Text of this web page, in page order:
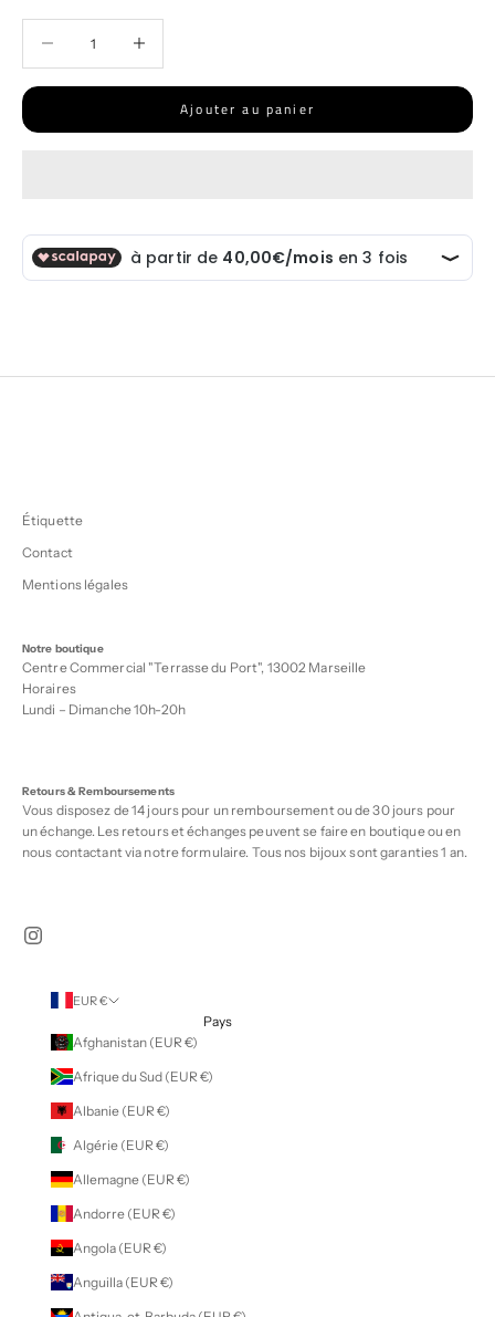
Ajouter au panier
Étiquette
Contact
Mentions légales
Notre boutique
Centre Commercial "Terrasse du Port", 13002 Marseille
Horaires
Lundi – Dimanche 10h-20h
Retours & Remboursements
Vous disposez de 14 jours pour un remboursement ou de 30 jours pour
un échange. Les retours et échanges peuvent se faire en boutique ou en
nous contactant via notreformulaire. Tous nos bijoux sont garanties 1 an.
EUR €
Pays
Afghanistan (EUR €)
Afrique du Sud (EUR €)
Albanie (EUR €)
Algérie (EUR €)
Allemagne (EUR €)
Andorre (EUR €)
Angola (EUR €)
Anguilla (EUR €)